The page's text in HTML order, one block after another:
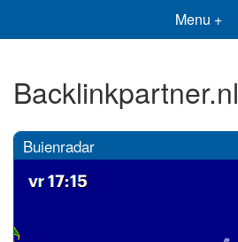
Menu +
Backlinkpartner.nl
Buienradar